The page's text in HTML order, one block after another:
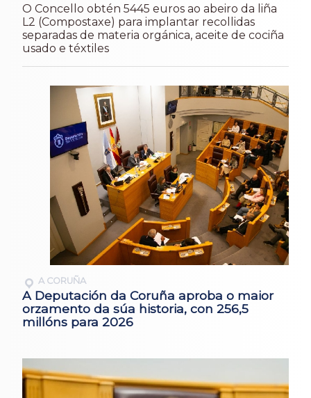
O Concello obtén 5445 euros ao abeiro da liña
L2 (Compostaxe) para implantar recollidas
separadas de materia orgánica, aceite de cociña
usado e téxtiles
A CORUÑA
A Deputación da Coruña aproba o maior
orzamento da súa historia, con 256,5
millóns para 2026